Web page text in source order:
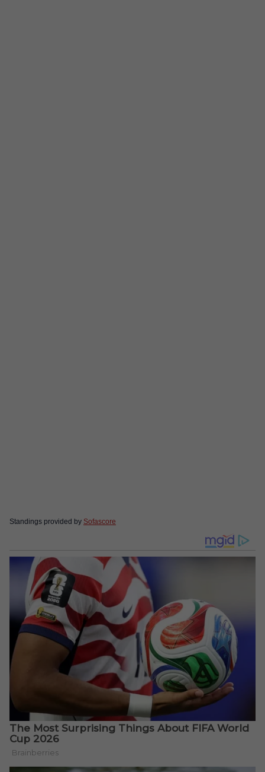
Standings provided by Sofascore